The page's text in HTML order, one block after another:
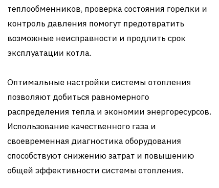
теплообменников, проверка состояния горелки и
контроль давления помогут предотвратить
возможные неисправности и продлить срок
эксплуатации котла.
Оптимальные настройки системы отопления
позволяют добиться равномерного
распределения тепла и экономии энергоресурсов.
Использование качественного газа и
своевременная диагностика оборудования
способствуют снижению затрат и повышению
общей эффективности системы отопления.